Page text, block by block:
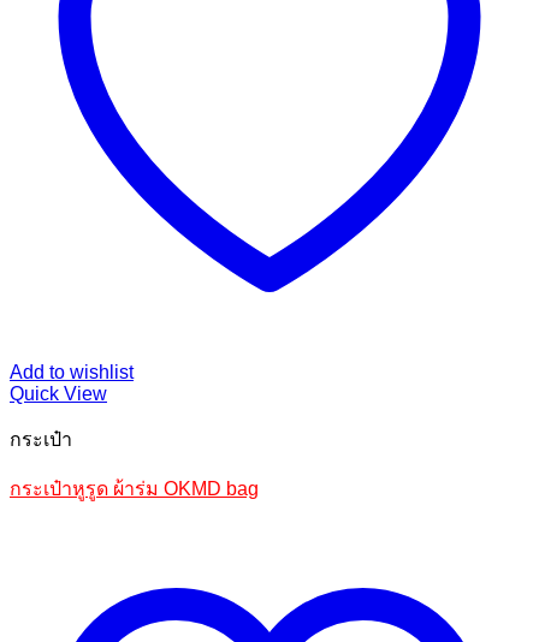
Add to wishlist
Quick View
กระเป๋า
กระเป๋าหูรูด ผ้าร่ม OKMD bag